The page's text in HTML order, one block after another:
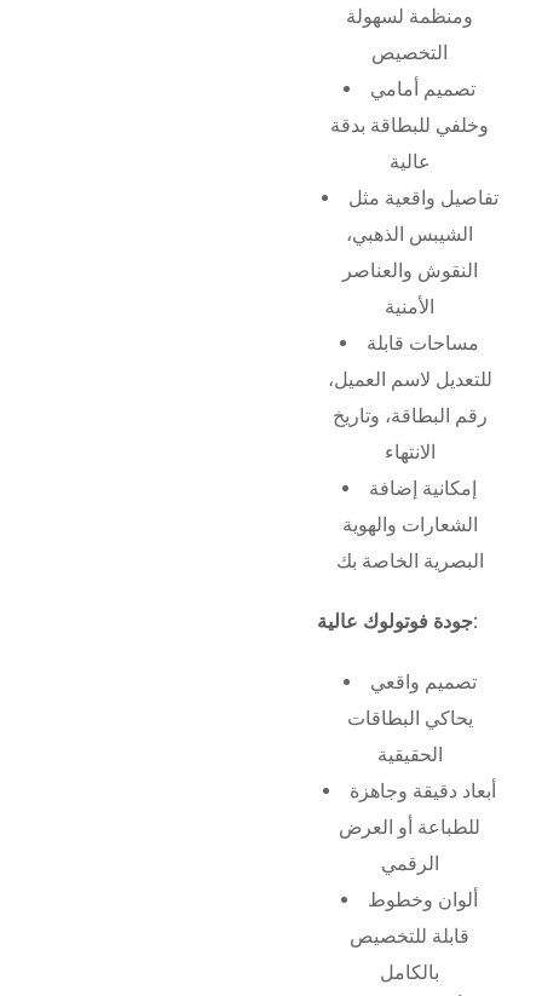
ومنظمة لسهولة
التخصيص
تصميم أمامي
وخلفي للبطاقة بدقة
عالية
تفاصيل واقعية مثل
الشيبس الذهبي،
النقوش والعناصر
الأمنية
مساحات قابلة
للتعديل لاسم العميل،
رقم البطاقة، وتاريخ
الانتهاء
إمكانية إضافة
الشعارات والهوية
البصرية الخاصة بك
جودة فوتولوك عالية:
تصميم واقعي
يحاكي البطاقات
الحقيقية
أبعاد دقيقة وجاهزة
للطباعة أو العرض
الرقمي
ألوان وخطوط
قابلة للتخصيص
بالكامل